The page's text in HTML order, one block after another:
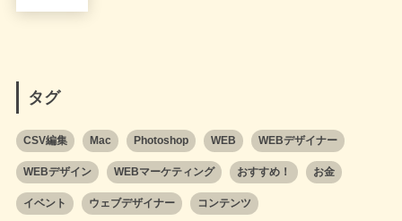
タグ
CSV編集 Mac Photoshop WEB WEBデザイナー
WEBデザイン WEBマーケティング おすすめ！ お金
イベント ウェブデザイナー コンテンツ